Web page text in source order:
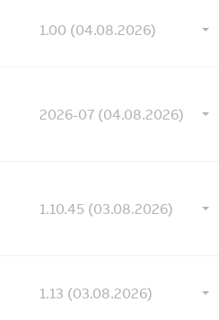
1.00 (04.08.2026)
2026-07 (04.08.2026)
1.10.45 (03.08.2026)
1.13 (03.08.2026)